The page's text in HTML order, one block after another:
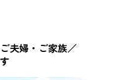
夫婦・ご家族／